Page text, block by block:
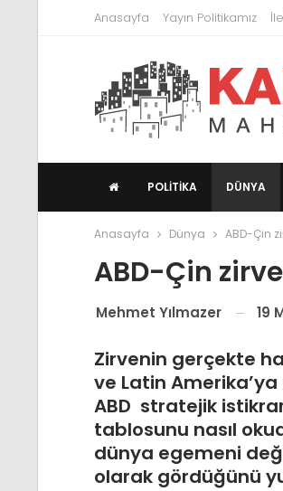
Anasayfa Yayın Politikamız
POLITIKA DÜNYA
Anasayfa Dünya ABD-Çin
ABD-Çin
Mehmet Yılmazer 19
Zirvenin gerçekte
ve Latin
ABD stratejik
tablosunu nasıl
dünya egemeni
olarak gördüğünü